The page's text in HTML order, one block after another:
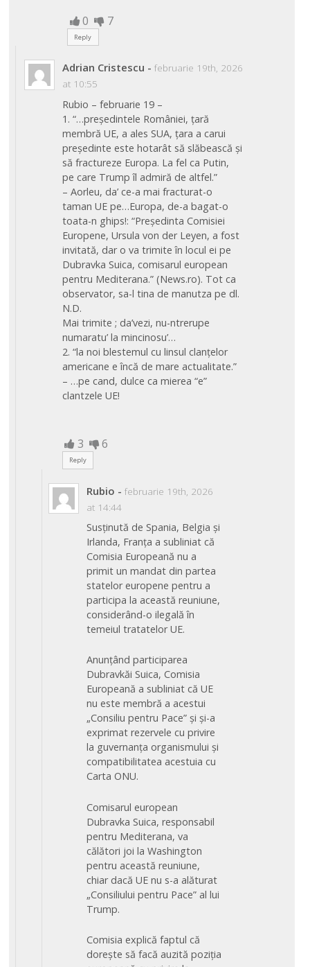
0 7
Reply
Adrian Cristescu - februarie 19th, 2026
at 10:55
Rubio – februarie 19 –
1. “…președintele României, țară
membră UE, a ales SUA, țara a carui
președinte este hotarât să slăbească și
să fractureze Europa. La fel ca Putin,
pe care Trump îl admiră de altfel.”
– Aorleu, da’ ce-a mai fracturat-o
taman UE pe…Europa, de-a bagat-o
toata-n ghips!: “Preşedinta Comisiei
Europene, Ursula von der Leyen, a fost
invitată, dar o va trimite în locul ei pe
Dubravka Suica, comisarul european
pentru Mediterana.” (News.ro). Tot ca
observator, sa-l tina de manutza pe dl.
N.D.
Mai trimite ; da’vezi, nu-ntrerupe
numaratu’ la mincinosu’…
2. “la noi blestemul cu linsul clanțelor
americane e încă de mare actualitate.”
– …pe cand, dulce ca mierea “e”
clantzele UE!
3 6
Reply
Rubio - februarie 19th, 2026
at 14:44
Susținută de Spania, Belgia și
Irlanda, Franța a subliniat că
Comisia Europeană nu a
primit un mandat din partea
statelor europene pentru a
participa la această reuniune,
considerând-o ilegală în
temeiul tratatelor UE.
Anunțând participarea
Dubravkăi Suica, Comisia
Europeană a subliniat că UE
nu este membră a acestui
„Consiliu pentru Pace” și și-a
exprimat rezervele cu privire
la guvernanța organismului și
compatibilitatea acestuia cu
Carta ONU.
Comisarul european
Dubravka Suica, responsabil
pentru Mediterana, va
călători joi la Washington
pentru această reuniune,
chiar dacă UE nu s-a alăturat
„Consiliului pentru Pace” al lui
Trump.
Comisia explică faptul că
dorește să facă auzită poziția